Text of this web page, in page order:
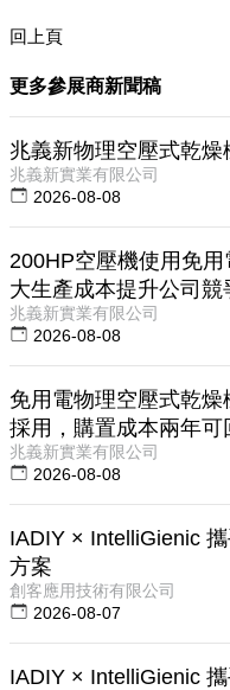
回上頁
更多參展商新聞稿
兆義新物理空壓式乾
兆義新實業有限公司
2026-08-08
200HP空壓機使用免
大生產成本提升公司競
兆義新實業有限公司
2026-08-08
免用電物理空壓式乾
採用，購置成本兩年可
兆義新實業有限公司
2026-08-08
IADIY × IntelliGienic
方案
創客應用技術有限公司
2026-08-07
IADIY × IntelliGienic